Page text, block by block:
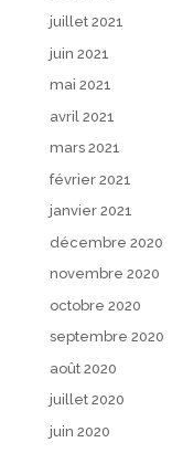
juillet 2021
juin 2021
mai 2021
avril 2021
mars 2021
février 2021
janvier 2021
décembre 2020
novembre 2020
octobre 2020
septembre 2020
août 2020
juillet 2020
juin 2020